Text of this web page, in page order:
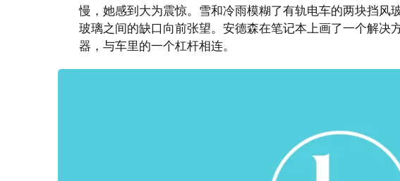
慢，她感到大为震惊。雪和冷雨模糊了有轨电车的两块挡风
玻璃之间的缺口向前张望。安德森在笔记本上画了一个解决
器，与车里的一个杠杆相连。